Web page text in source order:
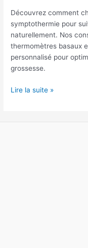
Découvrez comment
symptothermie pour
naturellement. Nos
thermomètres basaux
personnalisé pour
grossesse.
correctement
?
Lire la suite »